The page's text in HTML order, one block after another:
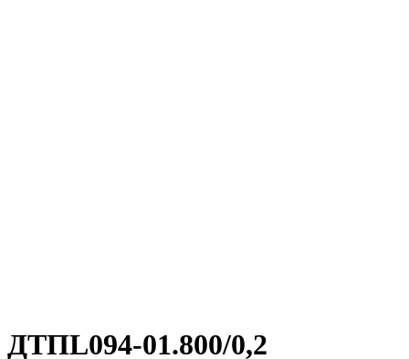
ДТПL094-01.800/0,2